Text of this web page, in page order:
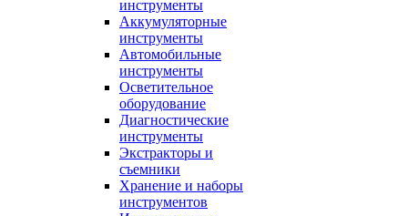
инструменты
Аккумуляторные
инструменты
Автомобильные
инструменты
Осветительное
оборудование
Диагностические
инструменты
Экстракторы и
съемники
Хранение и наборы
инструментов